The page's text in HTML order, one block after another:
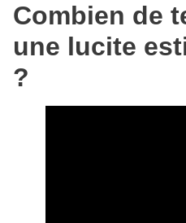
Combien de
une lucite
?